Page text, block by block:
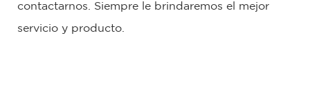
contactarnos. Siempre le brindaremos el mejor
servicio y producto.